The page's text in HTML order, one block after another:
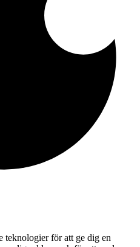
teknologier för att ge dig en